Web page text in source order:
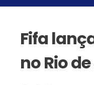
Fifa
no Rio